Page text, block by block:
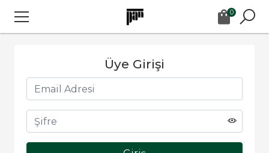
0
Üye Girişi